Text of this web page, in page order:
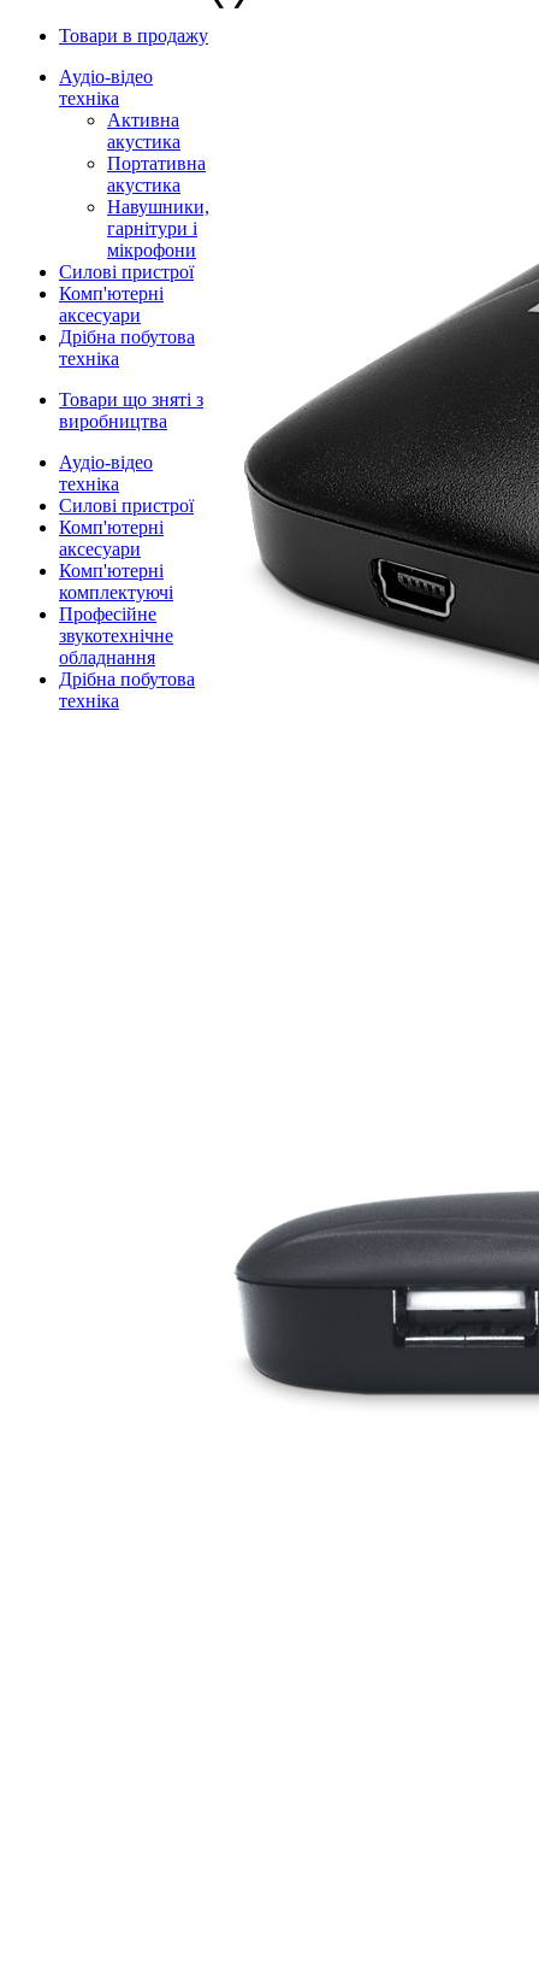
Товари в продажу
Аудіо-відео
техніка
Активна
акустика
Портативна
акустика
Навушники,
гарнітури і
мікрофони
Силові пристрої
Комп'ютерні
аксесуари
Дрібна побутова
техніка
Товари що зняті з
виробництва
Аудіо-відео
техніка
Силові пристрої
Комп'ютерні
аксесуари
Комп'ютерні
комплектуючі
Професійне
звукотехнічне
обладнання
Дрібна побутова
техніка